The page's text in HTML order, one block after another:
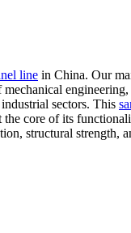
line in China. Our
sectors. This
core of its
structural strength,